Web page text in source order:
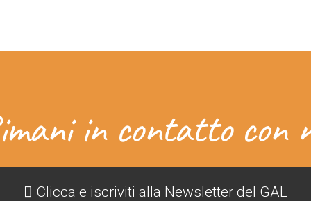
in contatto con
Clicca e iscriviti alla Newsletter del GAL